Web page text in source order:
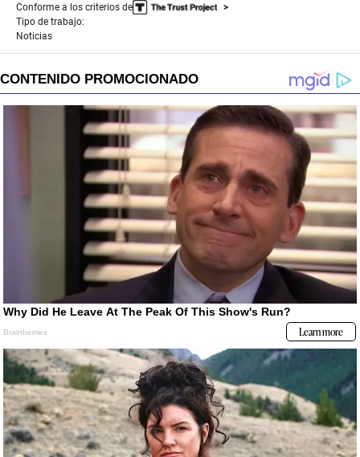
Conforme a los criterios de
Tipo de trabajo:
Noticias